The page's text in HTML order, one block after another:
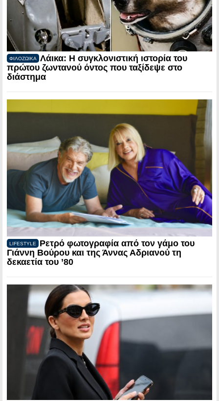
ΦΙΛΟΖΩΙΚΑ
Λάικα: Η συγκλονιστική ιστορία του
πρώτου ζωντανού όντος που ταξίδεψε στο
διάστημα
LIFESTYLE
Ρετρό φωτογραφία από τον γάμο του
Γιάννη Βούρου και της Άννας Αδριανού τη
δεκαετία του ’80